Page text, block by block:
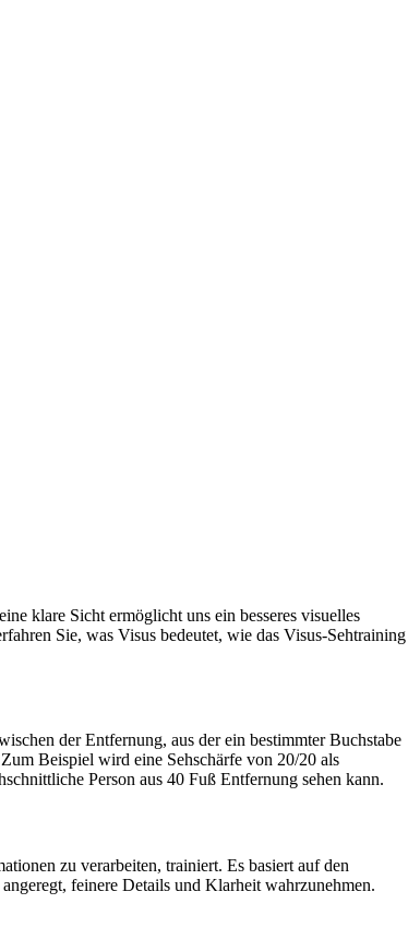
klare Sicht ermöglicht uns ein besseres visuelles
Sie, was Visus bedeutet, wie das Visus-Sehtraining
der Entfernung, aus der ein bestimmter Buchstabe
Beispiel wird eine Sehschärfe von 20/20 als
Person aus 40 Fuß Entfernung sehen kann.
zu verarbeiten, trainiert. Es basiert auf den
feinere Details und Klarheit wahrzunehmen.